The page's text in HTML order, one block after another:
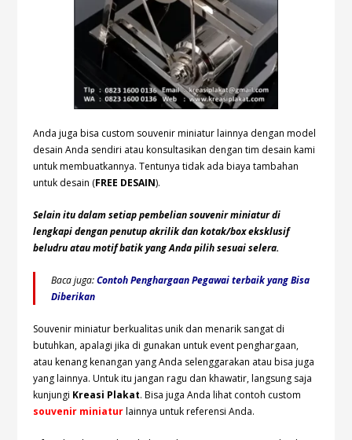
Anda juga bisa custom souvenir miniatur lainnya dengan model
desain Anda sendiri atau konsultasikan dengan tim desain kami
untuk membuatkannya. Tentunya tidak ada biaya tambahan
untuk desain (FREE DESAIN).
Selain itu dalam setiap pembelian souvenir miniatur di
lengkapi dengan penutup akrilik dan kotak/box eksklusif
beludru atau motif batik yang Anda pilih sesuai selera.
Baca juga:Contoh Penghargaan Pegawai terbaik yang Bisa
Diberikan
Souvenir miniatur berkualitas unik dan menarik sangat di
butuhkan, apalagi jika di gunakan untuk event penghargaan,
atau kenang kenangan yang Anda selenggarakan atau bisa juga
yang lainnya. Untuk itu jangan ragu dan khawatir, langsung saja
kunjungi Kreasi Plakat. Bisa juga Anda lihat contoh custom
souvenir miniaturlainnya untuk referensi Anda.